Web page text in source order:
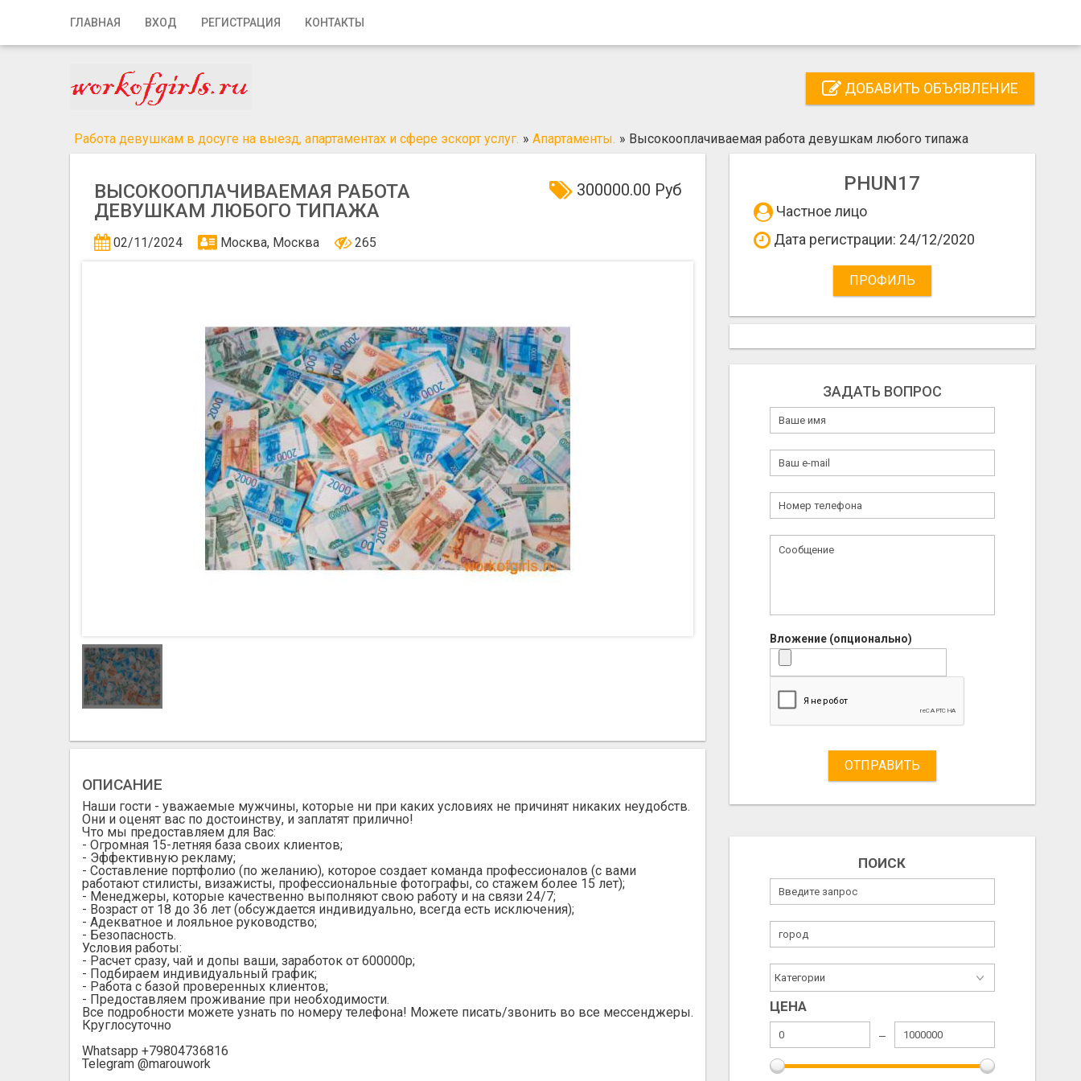
ГЛАВНАЯ ВХОД РЕГИСТРАЦИЯ КОНТАКТЫ
Главная
Регистрация ДОБАВИТЬ ОБЪЯВЛЕНИЕ
Работа девушкам в досуге на выезд, апартаментах и сфере эскорт услуг. » Апартаменты. » Высокооплачиваемая работа девушкам любого типажа
ВЫСОКООПЛАЧИВАЕМАЯ РАБОТА
ДЕВУШКАМ ЛЮБОГО ТИПАЖА
300000.00 Руб
02/11/2024 Москва, Москва 265
ОПИСАНИЕ
Наши гости - уважаемые мужчины, которые ни при каких условиях не причинят никаких неудобств.
Они и оценят вас по достоинству, и заплатят прилично!
Что мы предоставляем для Вас:
- Огромная 15-летняя база своих клиентов;
- Эффективную рекламу;
- Составление портфолио (по желанию), которое создает команда профессионалов (с вами
работают стилисты, визажисты, профессиональные фотографы, со стажем более 15 лет);
- Менеджеры, которые качественно выполняют свою работу и на связи 24/7;
- Возраст от 18 до 36 лет (обсуждается индивидуально, всегда есть исключения);
- Адекватное и лояльное руководство;
- Безопасность.
Условия работы:
- Расчет сразу, чай и допы ваши, заработок от 600000р;
- Подбираем индивидуальный график;
- Работа с базой проверенных клиентов;
- Предоставляем проживание при необходимости.
Все подробности можете узнать по номеру телефона! Можете писать/звонить во все мессенджеры.
Круглосуточно
Whatsapp +79804736816
Telegram @marouwork
PHUN17
Частное лицо
Дата регистрации: 24/12/2020
ПРОФИЛЬ
ЗАДАТЬ ВОПРОС
Вложение (опционально)
ОТПРАВИТЬ
ПОИСК
ЦЕНА